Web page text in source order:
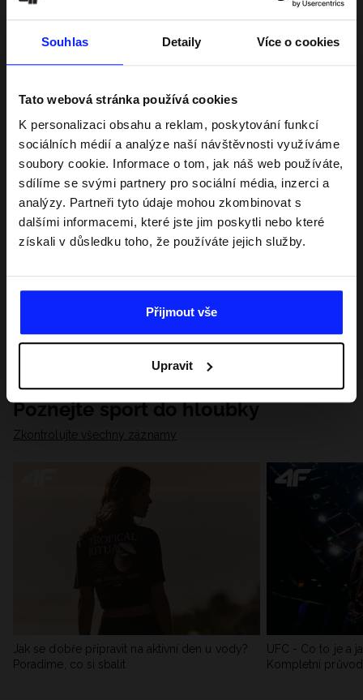
Souhlas Detaily Více o cookies
Tato webová stránka používá cookies
K personalizaci obsahu a reklam, poskytování funkcí
sociálních médií a analýze naší návštěvnosti využíváme
soubory cookie. Informace o tom, jak náš web používáte,
sdílíme se svými partnery pro sociální média, inzerci a
analýzy. Partneři tyto údaje mohou zkombinovat s
dalšími informacemi, které jste jim poskytli nebo které
získali v důsledku toho, že používáte jejich služby.
Přijmout vše
Upravit
Poznejte sport do hloubky
Zkontrolujte všechny záznamy
Jak se dobře připravit na aktivní den u vody?
Poradíme, co si sbalit
UFC - Co to je a
Kompletní